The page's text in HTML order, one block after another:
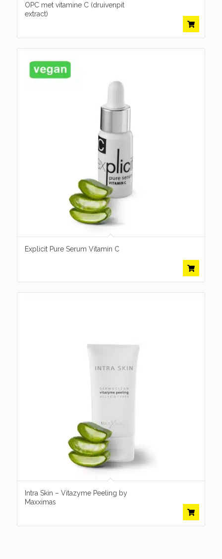
OPC met vitamine C (druivenpit
extract)
Explicit Pure Serum Vitamin C
Intra Skin – Vitazyme Peeling by
Maxximas